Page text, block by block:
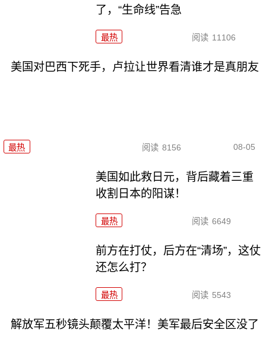
了，“生命线”告急
最热 阅读 11106
美国对巴西下死手，卢拉让世界看清谁才是真朋友
最热 阅读 8156 08-05
美国如此救日元，背后藏着三重
收割日本的阳谋！
最热 阅读 6649
前方在打仗，后方在“清场”，这仗
还怎么打？
最热 阅读 5543
解放军五秒镜头颠覆太平洋！美军最后安全区没了